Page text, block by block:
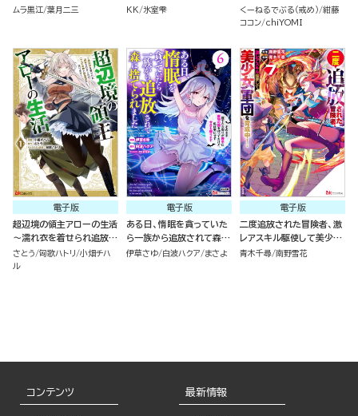
ムラ黒江 葉月二三
追放された神父です。 ～理
様も一緒についてきちゃい
ました～ （１）
KK 氷室雫
ィといく最強ハーレム成り
上がり～ コミック版（分冊
くーねるでぶる（戒め） 紺藤
ココン chiYOMI
電子版
超辺境の領主アローの生活
～濡れ衣を着せられ追放さ
れましたが、二人の女神と
新生活を送ります～ コミッ
さとう 匈歌ハトリ 小畑チハ
ル
電子版
ある日、惰眠を貪っていた
ら一族から追放されて森に
捨てられました そのまま
伊草さゆ 白波ハクア まさよ
電子版
二度追放された冒険者、激
レアスキル駆使して美少女
軍団を育成中！ コミック版
青木千尋 南野雪花
コンテンツ 最新情報